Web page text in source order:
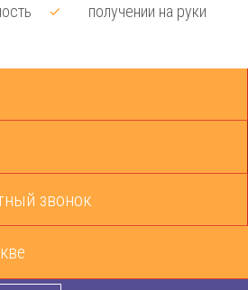
получении на руки
звонок